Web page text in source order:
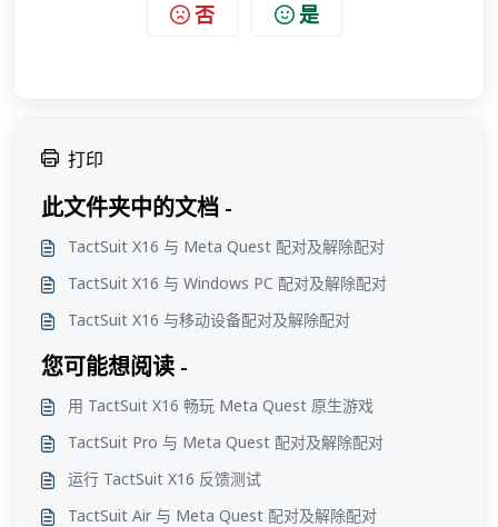
否 是
打印
此文件夹中的文档 -
TactSuit X16 与 Meta Quest 配对及解除配对
TactSuit X16 与 Windows PC 配对及解除配对
TactSuit X16 与移动设备配对及解除配对
您可能想阅读 -
用 TactSuit X16 畅玩 Meta Quest 原生游戏
TactSuit Pro 与 Meta Quest 配对及解除配对
运行 TactSuit X16 反馈测试
TactSuit Air 与 Meta Quest 配对及解除配对